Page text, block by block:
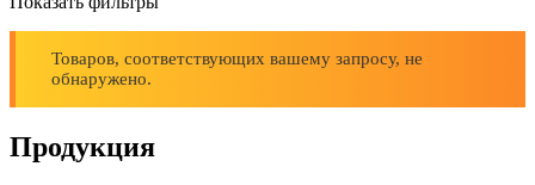
Товаров, соответствующих вашему запросу, не
обнаружено.
Продукция